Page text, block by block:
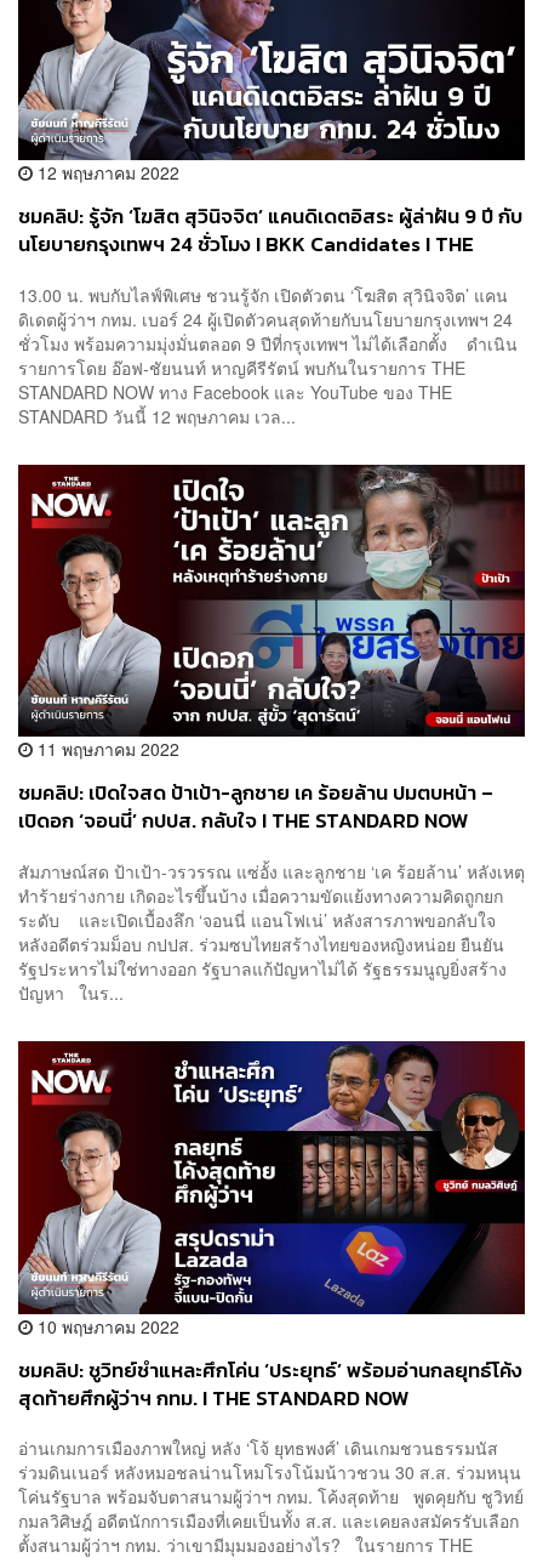
12 พฤษภาคม 2022
ชมคลิป: รู้จัก ‘โฆสิต สุวินิจจิต’ แคนดิเดตอิสระ ผู้ล่าฝัน 9 ปี กับ
นโยบายกรุงเทพฯ 24 ชั่วโมง I BKK Candidates I THE
13.00 น. พบกับไลฟ์พิเศษ ชวนรู้จัก เปิดตัวตน ‘โฆสิต สุวินิจจิต’ แคน
ดิเดตผู้ว่าฯ กทม. เบอร์ 24 ผู้เปิดตัวคนสุดท้ายกับนโยบายกรุงเทพฯ 24
ชั่วโมง พร้อมความมุ่งมั่นตลอด 9 ปีที่กรุงเทพฯ ไม่ได้เลือกตั้ง ดำเนิน
รายการโดย อ๊อฟ-ชัยนนท์ หาญคีรีรัตน์ พบกันในรายการ THE
STANDARD NOW ทาง Facebook และ YouTube ของ THE
STANDARD วันนี้ 12 พฤษภาคม เวล...
11 พฤษภาคม 2022
ชมคลิป: เปิดใจสด ป้าเป้า-ลูกชาย เค ร้อยล้าน ปมตบหน้า –
เปิดอก ‘จอนนี่’ กปปส. กลับใจ I THE STANDARD NOW
สัมภาษณ์สด ป้าเป้า-วรวรรณ แซ่อั้ง และลูกชาย ‘เค ร้อยล้าน’ หลังเหตุ
ทำร้ายร่างกาย เกิดอะไรขึ้นบ้าง เมื่อความขัดแย้งทางความคิดถูกยก
ระดับ และเปิดเบื้องลึก ‘จอนนี่ แอนโฟเน่’ หลังสารภาพขอกลับใจ
หลังอดีตร่วมม็อบ กปปส. ร่วมซบไทยสร้างไทยของหญิงหน่อย ยืนยัน
รัฐประหารไม่ใช่ทางออก รัฐบาลแก้ปัญหาไม่ได้ รัฐธรรมนูญยิ่งสร้าง
ปัญหา ในร...
10 พฤษภาคม 2022
ชมคลิป: ชูวิทย์ชำแหละศึกโค่น ‘ประยุทธ์’ พร้อมอ่านกลยุทธ์โค้ง
สุดท้ายศึกผู้ว่าฯ กทม. I THE STANDARD NOW
อ่านเกมการเมืองภาพใหญ่ หลัง ‘โจ้ ยุทธพงศ์’ เดินเกมชวนธรรมนัส
ร่วมดินเนอร์ หลังหมอชลน่านโหมโรงโน้มน้าวชวน 30 ส.ส. ร่วมหนุน
โค่นรัฐบาล พร้อมจับตาสนามผู้ว่าฯ กทม. โค้งสุดท้าย พูดคุยกับ ชูวิทย์
กมลวิศิษฎ์ อดีตนักการเมืองที่เคยเป็นทั้ง ส.ส. และเคยลงสมัครรับเลือก
ตั้งสนามผู้ว่าฯ กทม. ว่าเขามีมุมมองอย่างไร? ในรายการ THE